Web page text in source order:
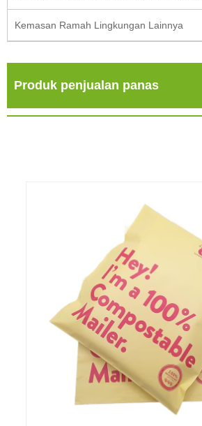
Kemasan Ramah Lingkungan Lainnya
Produk penjualan panas